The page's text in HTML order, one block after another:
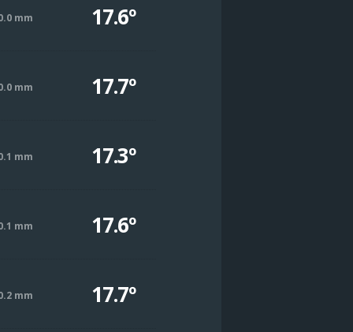
mm 17.6º
mm 17.7º
mm 17.3º
mm 17.6º
mm 17.7º